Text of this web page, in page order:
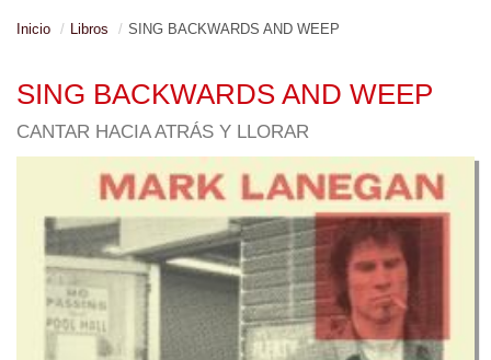
Inicio Libros SING BACKWARDS AND WEEP
SING BACKWARDS AND WEEP
CANTAR HACIA ATRÁS Y LLORAR